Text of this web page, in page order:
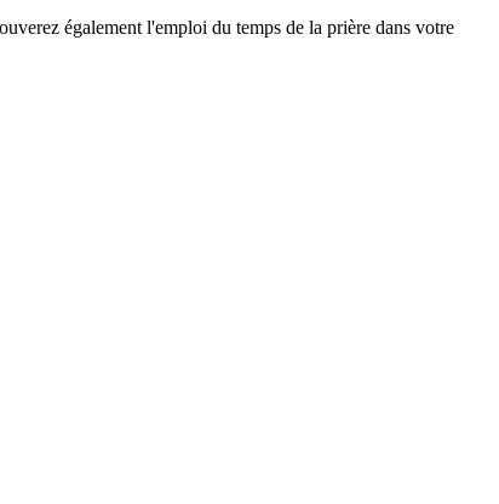
également l'emploi du temps de la prière dans votre